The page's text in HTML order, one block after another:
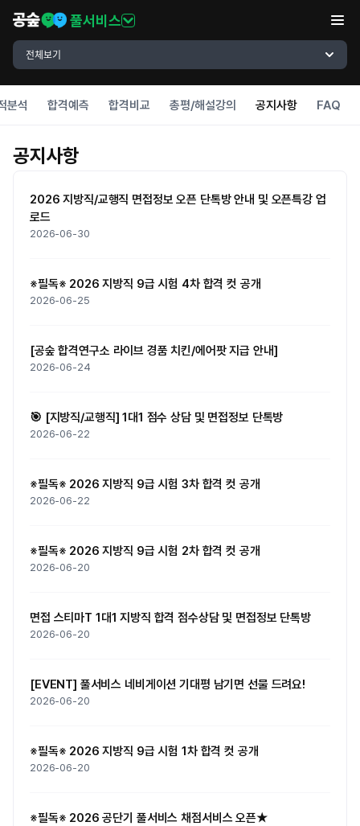
풀서비스
전체보기
분석 합격예측 합격비교 총평/해설강의 공지사항 FAQ
공지사항
2026 지방직/교행직 면접정보 오픈 단톡방 안내 및 오픈특강 업
로드
2026-06-30
※필독※ 2026 지방직 9급 시험 4차 합격 컷 공개
2026-06-25
[공숲 합격연구소 라이브 경품 치킨/에어팟 지급 안내]
2026-06-24
🎯 [지방직/교행직] 1대1 점수 상담 및 면접정보 단톡방
2026-06-22
※필독※ 2026 지방직 9급 시험 3차 합격 컷 공개
2026-06-22
※필독※ 2026 지방직 9급 시험 2차 합격 컷 공개
2026-06-20
면접 스티마T 1대1 지방직 합격 점수상담 및 면접정보 단톡방
2026-06-20
[EVENT] 풀서비스 네비게이션 기대평 남기면 선물 드려요!
2026-06-20
※필독※ 2026 지방직 9급 시험 1차 합격 컷 공개
2026-06-20
※필독※ 2026 공단기 풀서비스 채점서비스 오픈★